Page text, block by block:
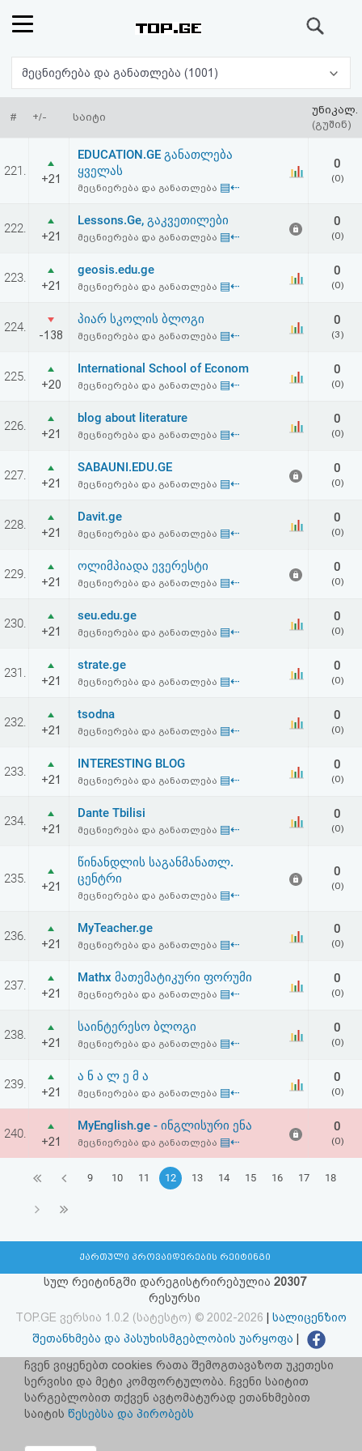
რეიტინგი
(მთავარი)
ფოსტა
კითხვა-
პასუხი
პაროლის
აღდგენა
HTML
სალიცენზიო
შეთანხმება
პასუხისმგებლობის
უარყოფა
მეცნიერება და განათლება (1001)
# +/- საიტი
უნიკალ.
(გუშინ)
221.
+21
EDUCATION.GE განათლება
ყველას
მეცნიერება და განათლება ▤⇠
0
(0)
222.
+21
Lessons.Ge, გაკვეთილები
მეცნიერება და განათლება ▤⇠
0
(0)
223.
+21
geosis.edu.ge
მეცნიერება და განათლება ▤⇠
0
(0)
224.
-138
პიარ სკოლის ბლოგი
მეცნიერება და განათლება ▤⇠
0
(3)
225.
+20
International School of Econom
მეცნიერება და განათლება ▤⇠
0
(0)
226.
+21
blog about literature
მეცნიერება და განათლება ▤⇠
0
(0)
227.
+21
SABAUNI.EDU.GE
მეცნიერება და განათლება ▤⇠
0
(0)
228.
+21
Davit.ge
მეცნიერება და განათლება ▤⇠
0
(0)
229.
+21
ოლიმპიადა ევერესტი
მეცნიერება და განათლება ▤⇠
0
(0)
230.
+21
seu.edu.ge
მეცნიერება და განათლება ▤⇠
0
(0)
231.
+21
strate.ge
მეცნიერება და განათლება ▤⇠
0
(0)
232.
+21
tsodna
მეცნიერება და განათლება ▤⇠
0
(0)
233.
+21
INTERESTING BLOG
მეცნიერება და განათლება ▤⇠
0
(0)
234.
+21
Dante Tbilisi
მეცნიერება და განათლება ▤⇠
0
(0)
235.
+21
წინანდლის საგანმანათლ.
ცენტრი
მეცნიერება და განათლება ▤⇠
0
(0)
236.
+21
MyTeacher.ge
მეცნიერება და განათლება ▤⇠
0
(0)
237.
+21
Mathx მათემატიკური ფორუმი
მეცნიერება და განათლება ▤⇠
0
(0)
238.
+21
საინტერესო ბლოგი
მეცნიერება და განათლება ▤⇠
0
(0)
239.
+21
ა ნ ა ლ ე მ ა
მეცნიერება და განათლება ▤⇠
0
(0)
240.
+21
MyEnglish.ge - ინგლისური ენა
მეცნიერება და განათლება ▤⇠
0
(0)
9 10 11 12 13 14 15 16 17 18
ქართული პროვაიდერების რეიტინგი
სულ რეიტინგში დარეგისტრირებულია 20307
რესურსი
TOP.GE ვერსია 1.0.2 (სატესტო) © 2002-2026
სალიცენზიო
შეთანხმება და პასუხისმგებლობის უარყოფა
facebook.com/TOP.GE
იხილეთ TOP.GE - ის ძველი ვერსია ბმულზე
ჩვენ ვიყენებთ cookies რათა შემოგთავაზოთ უკეთესი
სერვისი და მეტი კომფორტულობა. ჩვენი საიტით
სარგებლობით თქვენ ავტომატურად ეთანხმებით
საიტის წესებსა და პირობებს